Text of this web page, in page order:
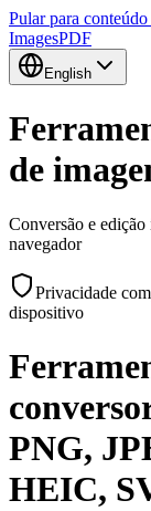
Pular para
ImagesPDF
English
de
Conversão e edição
navegador
Privacidade
dispositivo
PNG,
HEIC,